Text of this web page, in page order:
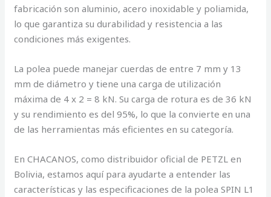
fabricación son aluminio, acero inoxidable y poliamida,
lo que garantiza su durabilidad y resistencia a las
condiciones más exigentes.
La polea puede manejar cuerdas de entre 7 mm y 13
mm de diámetro y tiene una carga de utilización
máxima de 4 x 2 = 8 kN. Su carga de rotura es de 36 kN
y su rendimiento es del 95%, lo que la convierte en una
de las herramientas más eficientes en su categoría.
En CHACANOS, como distribuidor oficial de PETZL en
Bolivia, estamos aquí para ayudarte a entender las
características y las especificaciones de la polea SPIN L1